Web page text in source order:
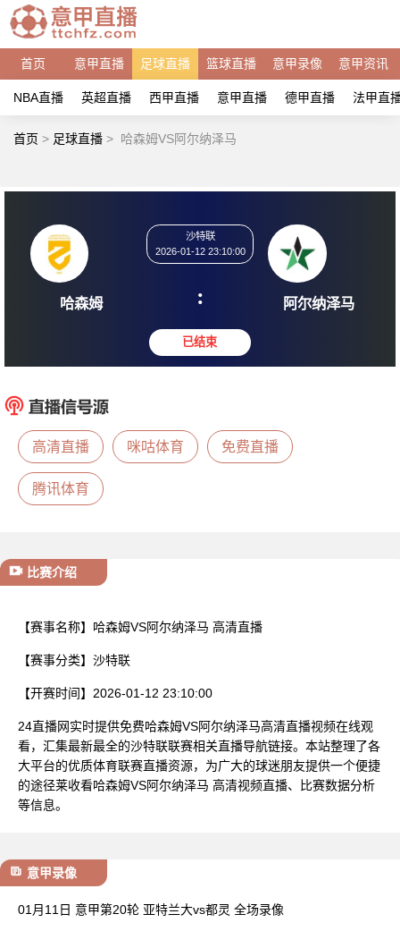
首页 意甲直播 足球直播 篮球直播 意甲录像 意甲资讯
NBA直播 英超直播 西甲直播 意甲直播 德甲直播 法甲直
首页 > 足球直播 > 哈森姆VS阿尔纳泽马
哈森姆
2026-01-12 23:10:00
: 阿尔
高清直播 咪咕体育 免费直播
腾讯体育
比赛介绍
【赛事名称】 哈森姆VS阿尔纳泽马 高清直播
【赛事分类】 沙特联
【开赛时间】 2026-01-12 23:10:00
24直播网实时提供免费哈森姆VS阿尔纳泽马高清直播视频在线观
看，汇集最新最全的沙特联联赛相关直播导航链接。本站整理了各
大平台的优质体育联赛直播资源，为广大的球迷朋友提供一个便捷
的途径莱收看哈森姆VS阿尔纳泽马 高清视频直播、比赛数据分析
等信息。
意甲录像
01月11日 意甲第20轮 亚特兰大vs都灵 全场录像